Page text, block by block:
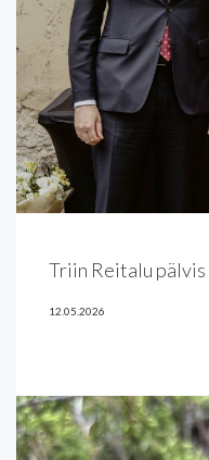
Triin Reitalu
12.05.2026